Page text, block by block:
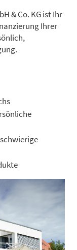
& Co. KG ist Ihr
Ihrer